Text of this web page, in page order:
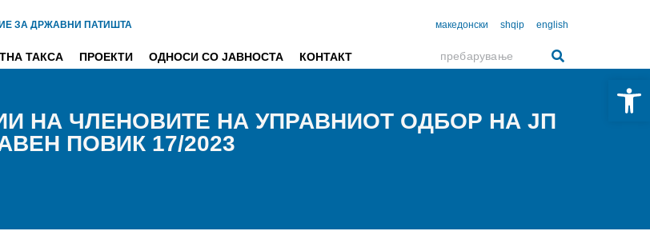
ЗА ДРЖАВНИ ПАТИШТА македонски shqip english
ТАКСА ПРОЕКТИ ОДНОСИ СО ЈАВНОСТА КОНТАКТ
НА ЧЛЕНОВИТЕ НА УПРАВНИОТ ОДБОР НА ЈП
ПОВИК 17/2023